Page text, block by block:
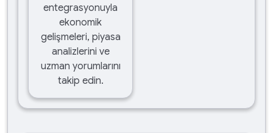
entegrasyonuyla
ekonomik
gelişmeleri, piyasa
analizlerini ve
uzman yorumlarını
takip edin.